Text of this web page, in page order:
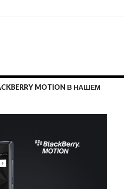
MOTION В НАШЕМ